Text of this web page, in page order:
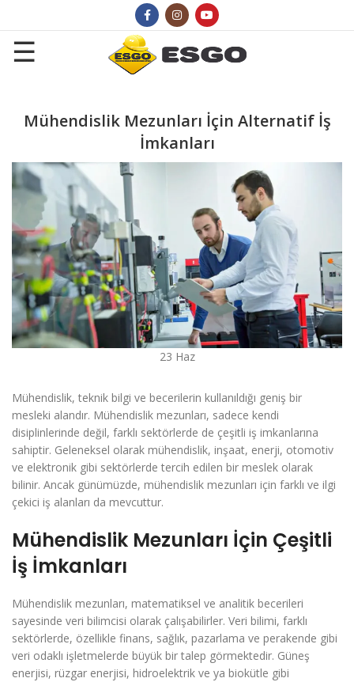
Mühendislik Mezunları İçin Alternatif İş
İmkanları
23 Haz
Mühendislik, teknik bilgi ve becerilerin kullanıldığı geniş bir
mesleki alandır. Mühendislik mezunları, sadece kendi
disiplinlerinde değil, farklı sektörlerde de çeşitli iş imkanlarına
sahiptir. Geleneksel olarak mühendislik, inşaat, enerji, otomotiv
ve elektronik gibi sektörlerde tercih edilen bir meslek olarak
bilinir. Ancak günümüzde, mühendislik mezunları için farklı ve ilgi
çekici iş alanları da mevcuttur.
Mühendislik Mezunları İçin Çeşitli
İş İmkanları
Mühendislik mezunları, matematiksel ve analitik becerileri
sayesinde veri bilimcisi olarak çalışabilirler. Veri bilimi, farklı
sektörlerde, özellikle finans, sağlık, pazarlama ve perakende gibi
veri odaklı işletmelerde büyük bir talep görmektedir. Güneş
enerjisi, rüzgar enerjisi, hidroelektrik ve ya biokütle gibi